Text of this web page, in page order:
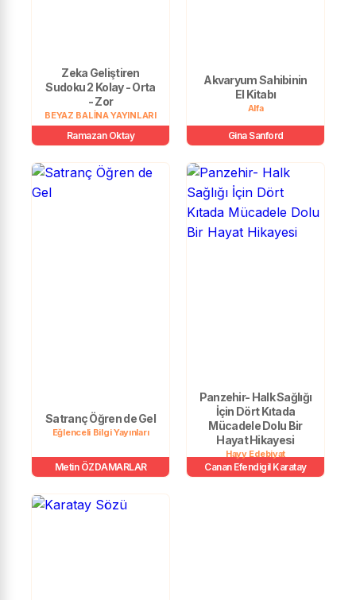
Zeka Geliştiren
Sudoku 2 Kolay - Orta
- Zor
BEYAZ BALİNA YAYINLARI
Ramazan Oktay
Akvaryum Sahibinin
El Kitabı
Alfa
Gina Sanford
Satranç Öğren de Gel
Eğlenceli Bilgi Yayınları
Metin ÖZDAMARLAR
Panzehir- Halk Sağlığı
İçin Dört Kıtada
Mücadele Dolu Bir
Hayat Hikayesi
Hayy Edebiyat
Canan Efendigil Karatay